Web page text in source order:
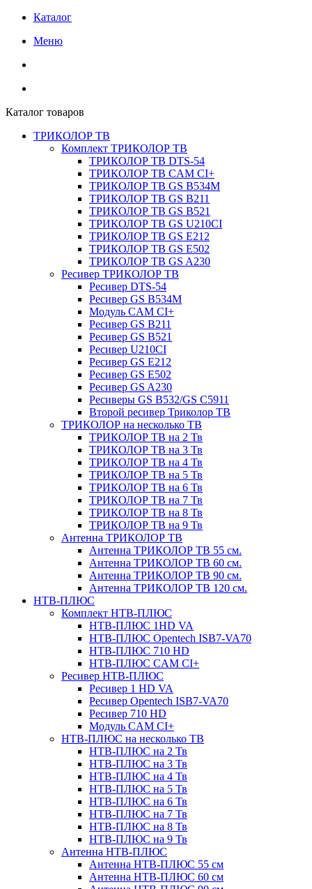
Каталог
Меню
Каталог товаров
ТРИКОЛОР ТВ
Комплект ТРИКОЛОР ТВ
ТРИКОЛОР ТВ DTS-54
ТРИКОЛОР ТВ CAM CI+
ТРИКОЛОР ТВ GS B534M
ТРИКОЛОР ТВ GS B211
ТРИКОЛОР ТВ GS B521
ТРИКОЛОР ТВ GS U210CI
ТРИКОЛОР ТВ GS E212
ТРИКОЛОР ТВ GS E502
ТРИКОЛОР ТВ GS A230
Ресивер ТРИКОЛОР ТВ
Ресивер DTS-54
Ресивер GS B534M
Модуль CAM CI+
Ресивер GS B211
Ресивер GS B521
Ресивер U210CI
Ресивер GS E212
Ресивер GS E502
Ресивер GS A230
Ресиверы GS B532/GS C5911
Второй ресивер Триколор ТВ
ТРИКОЛОР на несколько ТВ
ТРИКОЛОР ТВ на 2 Тв
ТРИКОЛОР ТВ на 3 Тв
ТРИКОЛОР ТВ на 4 Тв
ТРИКОЛОР ТВ на 5 Тв
ТРИКОЛОР ТВ на 6 Тв
ТРИКОЛОР ТВ на 7 Тв
ТРИКОЛОР ТВ на 8 Тв
ТРИКОЛОР ТВ на 9 Тв
Антенна ТРИКОЛОР ТВ
Антенна ТРИКОЛОР ТВ 55 см.
Антенна ТРИКОЛОР ТВ 60 см.
Антенна ТРИКОЛОР ТВ 90 см.
Антенна ТРИКОЛОР ТВ 120 см.
НТВ-ПЛЮС
Комплект НТВ-ПЛЮС
НТВ-ПЛЮС 1HD VA
НТВ-ПЛЮС Opentech ISB7-VA70
НТВ-ПЛЮС 710 HD
НТВ-ПЛЮС CAM CI+
Ресивер НТВ-ПЛЮС
Ресивер 1 HD VA
Ресивер Opentech ISB7-VA70
Ресивер 710 HD
Модуль CAM CI+
НТВ-ПЛЮС на несколько ТВ
НТВ-ПЛЮС на 2 Тв
НТВ-ПЛЮС на 3 Тв
НТВ-ПЛЮС на 4 Тв
НТВ-ПЛЮС на 5 Тв
НТВ-ПЛЮС на 6 Тв
НТВ-ПЛЮС на 7 Тв
НТВ-ПЛЮС на 8 Тв
НТВ-ПЛЮС на 9 Тв
Антенна НТВ-ПЛЮС
Антенна НТВ-ПЛЮС 55 см
Антенна НТВ-ПЛЮС 60 см